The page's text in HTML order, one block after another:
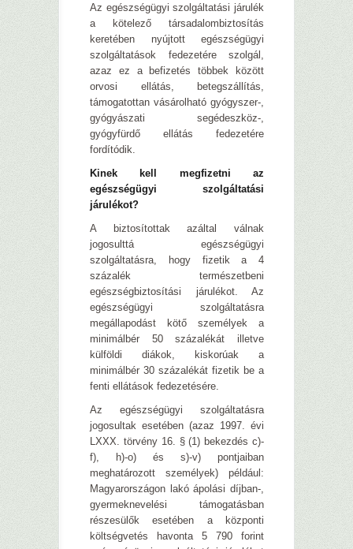
Az egészségügyi szolgáltatási járulék
a kötelező társadalombiztosítás
keretében nyújtott egészségügyi
szolgáltatások fedezetére szolgál,
azaz ez a befizetés többek között
orvosi ellátás, betegszállítás,
támogatottan vásárolható gyógyszer-,
gyógyászati segédeszköz-,
gyógyfürdő ellátás fedezetére
fordítódik.
Kinek kell megfizetni az
egészségügyi szolgáltatási
járulékot?
A biztosítottak azáltal válnak
jogosulttá egészségügyi
szolgáltatásra, hogy fizetik a 4
százalék természetbeni
egészségbiztosítási járulékot. Az
egészségügyi szolgáltatásra
megállapodást kötő személyek a
minimálbér 50 százalékát illetve
külföldi diákok, kiskorúak a
minimálbér 30 százalékát fizetik be a
fenti ellátások fedezetésére.
Az egészségügyi szolgáltatásra
jogosultak esetében (azaz 1997. évi
LXXX. törvény 16. § (1) bekezdés c)-
f), h)-o) és s)-v) pontjaiban
meghatározott személyek) például:
Magyarországon lakó ápolási díjban-,
gyermeknevelési támogatásban
részesülők esetében a központi
költségvetés havonta 5 790 forint